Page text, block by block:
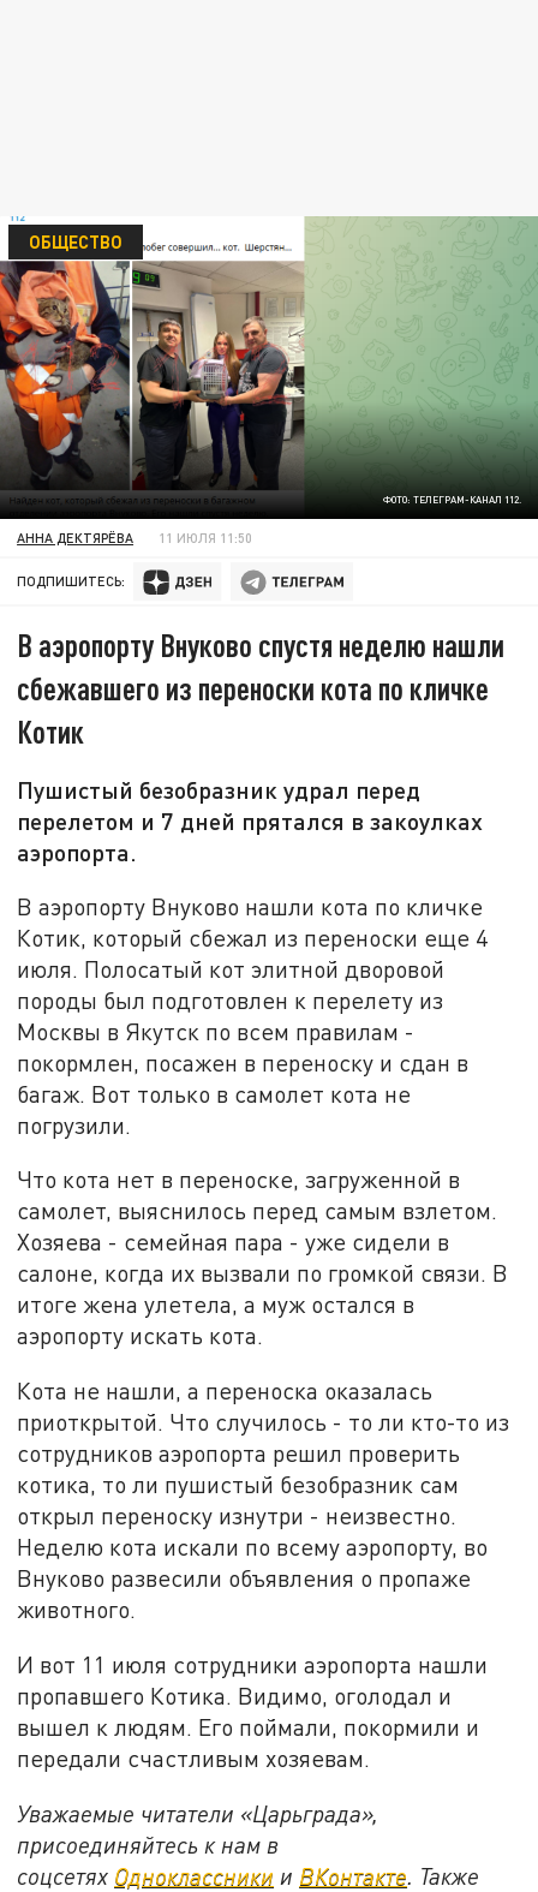
ФОТО: ТЕЛЕГРАМ-КАНАЛ 112.
ОБЩЕСТВО
АННА ДЕКТЯРЁВА 11 ИЮЛЯ 11:50
ПОДПИШИТЕСЬ:
В аэропорту Внуково спустя неделю нашли
сбежавшего из переноски кота по кличке
Котик
Пушистый безобразник удрал перед
перелетом и 7 дней прятался в закоулках
аэропорта.
В аэропорту Внуково нашли кота по кличке
Котик, который сбежал из переноски еще 4
июля. Полосатый кот элитной дворовой
породы был подготовлен к перелету из
Москвы в Якутск по всем правилам -
покормлен, посажен в переноску и сдан в
багаж. Вот только в самолет кота не
погрузили.
Что кота нет в переноске, загруженной в
самолет, выяснилось перед самым взлетом.
Хозяева - семейная пара - уже сидели в
салоне, когда их вызвали по громкой связи. В
итоге жена улетела, а муж остался в
аэропорту искать кота.
Кота не нашли, а переноска оказалась
приоткрытой. Что случилось - то ли кто-то из
сотрудников аэропорта решил проверить
котика, то ли пушистый безобразник сам
открыл переноску изнутри - неизвестно.
Неделю кота искали по всему аэропорту, во
Внуково развесили объявления о пропаже
животного.
И вот 11 июля сотрудники аэропорта нашли
пропавшего Котика. Видимо, оголодал и
вышел к людям. Его поймали, покормили и
передали счастливым хозяевам.
Уважаемые читатели «Царьграда»,
присоединяйтесь к нам в
соцсетях Одноклассники и ВКонтакте . Также